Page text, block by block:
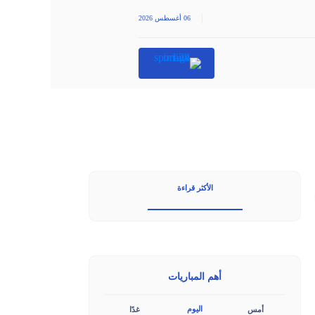
06 أغسطس 2026
الأكثر قراءة
أهم المباريات
أمس اليوم غدًا